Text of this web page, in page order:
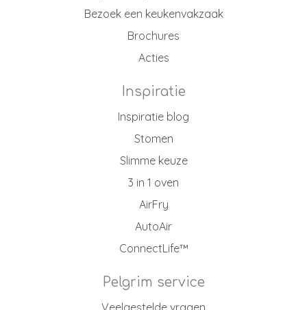
Bezoek een keukenvakzaak
Brochures
Acties
Inspiratie
Inspiratie blog
Stomen
Slimme keuze
3 in 1 oven
AirFry
AutoAir
ConnectLife™
Pelgrim service